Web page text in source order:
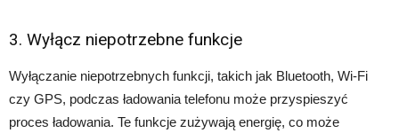
3. Wyłącz niepotrzebne funkcje
Wyłączanie niepotrzebnych funkcji, takich jak Bluetooth, Wi-Fi
czy GPS, podczas ładowania telefonu może przyspieszyć
proces ładowania. Te funkcje zużywają energię, co może